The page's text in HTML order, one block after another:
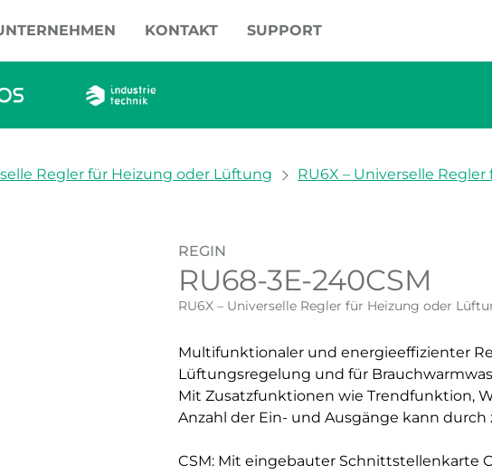
KONTAKT SUPPORT
Regler für Heizung oder Lüftung
RU6X – Universelle
REGIN
RU68-3E-240CSM
RU6X – Universelle Regler für Heizung oder
Multifunktionaler und energieeffizienter
Lüftungsregelung und für
Mit Zusatzfunktionen wie Trendfunktion,
Anzahl der Ein- und Ausgänge kann
CSM: Mit eingebauter Schnittstellenkarte